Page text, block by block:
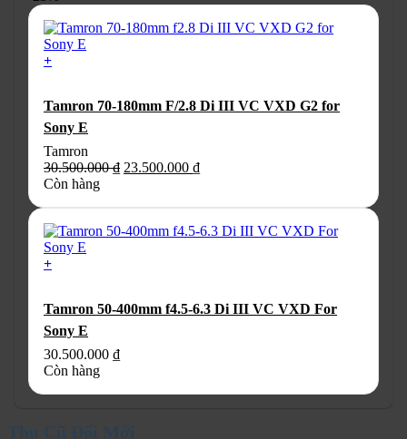
+
Tamron 70-180mm F/2.8 Di III VC VXD G2 for
Sony E
Tamron
30.500.000₫ Giá
23.500.000 ₫Giá
23.500.000 ₫.
Còn hàng
+
Tamron 50-400mm f4.5-6.3 Di III VC VXD For
Sony E
30.500.000 ₫
Còn hàng